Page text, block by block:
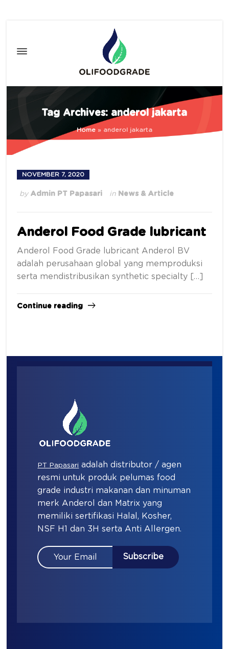
Tag Archives: anderol jakarta
Home» anderol jakarta
NOVEMBER 7, 2020
by Admin PT Papasari in News & Article
Anderol Food Grade lubricant
Anderol Food Grade lubricant Anderol BV
adalah perusahaan global yang memproduksi
serta mendistribusikan synthetic specialty […]
Continue reading
PT Papasari adalah distributor / agen
resmi untuk produk pelumas food
grade industri makanan dan minuman
merk Anderol dan Matrix yang
memiliki sertifikasi Halal, Kosher,
NSF H1 dan 3H serta Anti Allergen.